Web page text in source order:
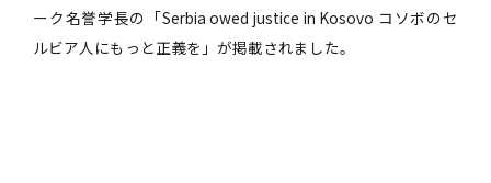
ーク名誉学長の「Serbia owed justice in Kosovo コソボのセ
ルビア人にもっと正義を」が掲載されました。